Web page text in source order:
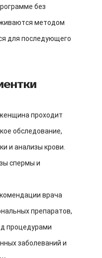
без
методом
для последующего
проходит
обследование,
и анализы крови.
спермы и
врача
препаратов,
процедурами
заболеваний и